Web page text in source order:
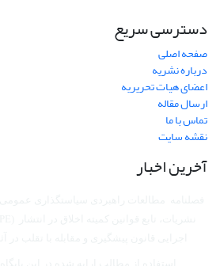
دسترسی سریع
صفحه اصلی
درباره نشریه
اعضای هیات تحریریه
ارسال مقاله
تماس با ما
نقشه سایت
آخرین اخبار